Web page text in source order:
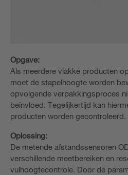
Opgave:
Als meerdere vlakke producten
moet de stapelhoogte worden
opvolgende verpakkingsproces
beïnvloed. Tegelijkertijd kan
producten worden gecontroleerd.
Oplossing:
De metende afstandssensoren
verschillende meetbereiken en
vulhoogtecontrole. Door de